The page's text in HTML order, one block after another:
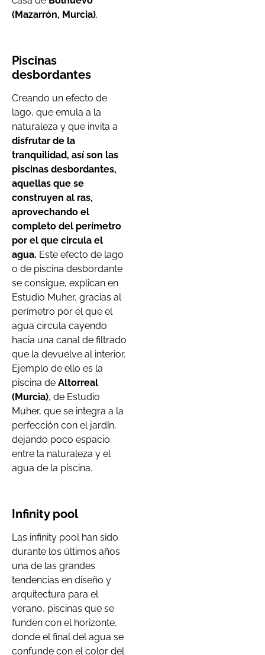
(Mazarrón, Murcia).
Piscinas
desbordantes
Creando un efecto de
lago, que emula a la
naturaleza y que invita a
disfrutar de la
tranquilidad, así son las
piscinas desbordantes,
aquellas que se
construyen al ras,
aprovechando el
completo del perímetro
por el que circula el
agua. Este efecto de lago
o de piscina desbordante
se consigue, explican en
Estudio Muher, gracias al
perímetro por el que el
agua circula cayendo
hacia una canal de filtrado
que la devuelve al interior.
Ejemplo de ello es la
piscina de Altorreal
(Murcia), de Estudio
Muher, que se integra a la
perfección con el jardín,
dejando poco espacio
entre la naturaleza y el
agua de la piscina.
Infinity pool
Las infinity pool han sido
durante los últimos años
una de las grandes
tendencias en diseño y
arquitectura para el
verano, piscinas que se
funden con el horizonte,
donde el final del agua se
confunde con el color del